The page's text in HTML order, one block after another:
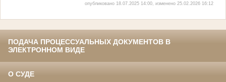
опубликовано 18.07.2025 14:00, изменено 25.02.2026 16:12
ПОДАЧА ПРОЦЕССУАЛЬНЫХ ДОКУМЕНТОВ В
ЭЛЕКТРОННОМ ВИДЕ
О СУДЕ